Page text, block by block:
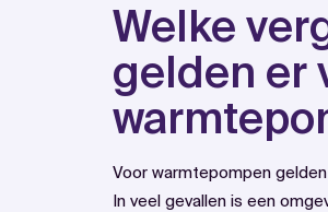
Welke
gelden er
Voor warmtepompen
In veel gevallen is een